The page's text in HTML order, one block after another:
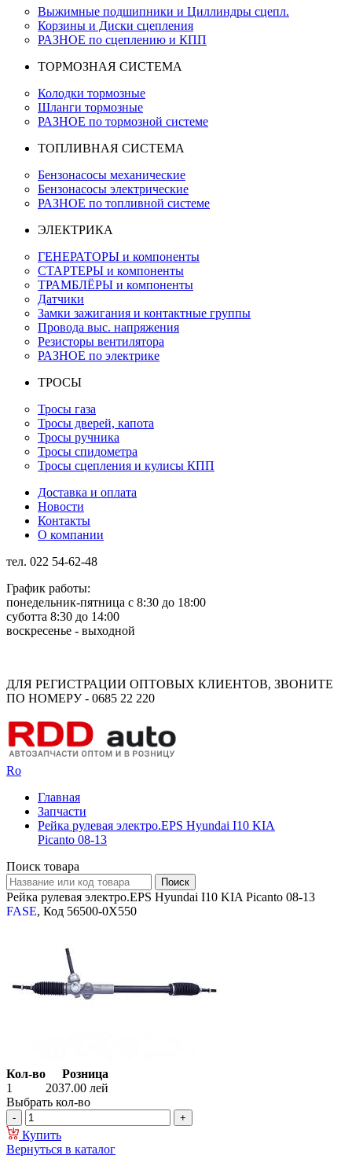
Выжимные подшипники и Циллиндры сцепл.
Корзины и Диски сцепления
РАЗНОЕ по сцеплению и КПП
ТОРМОЗНАЯ СИСТЕМА
Колодки тормозные
Шланги тормозные
РАЗНОЕ по тормозной системе
ТОПЛИВНАЯ СИСТЕМА
Бензонасосы механические
Бензонасосы электрические
РАЗНОЕ по топливной системе
ЭЛЕКТРИКА
ГЕНЕРАТОРЫ и компоненты
СТАРТЕРЫ и компоненты
ТРАМБЛЁРЫ и компоненты
Датчики
Замки зажигания и контактные группы
Провода выс. напряжения
Резисторы вентилятора
РАЗНОЕ по электрике
ТРОСЫ
Тросы газа
Тросы дверей, капота
Тросы ручника
Тросы спидометра
Тросы сцепления и кулисы КПП
Доставка и оплата
Новости
Контакты
О компании
тел. 022 54-62-48
График работы:
понедельник-пятница с 8:30 до 18:00
суботта 8:30 до 14:00
воскресенье - выходной
ДЛЯ РЕГИСТРАЦИИ ОПТОВЫХ КЛИЕНТОВ, ЗВОНИТЕ
ПО НОМЕРУ - 0685 22 220
Ro
Главная
Запчасти
Рейка рулевая электро.EPS Hyundai I10 KIA
Picanto 08-13
Поиск товара
Рейка рулевая электро.EPS Hyundai I10 KIA Picanto 08-13
FASE, Код 56500-0X550
Кол-во
Розница
1
2037.00 лей
Выбрать кол-во
Купить
Вернуться в каталог